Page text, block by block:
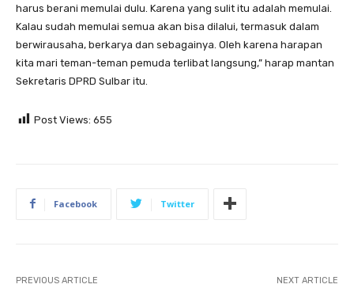
harus berani memulai dulu. Karena yang sulit itu adalah memulai.
Kalau sudah memulai semua akan bisa dilalui, termasuk dalam
berwirausaha, berkarya dan sebagainya. Oleh karena harapan
kita mari teman-teman pemuda terlibat langsung,” harap mantan
Sekretaris DPRD Sulbar itu.
Post Views: 655
Facebook Twitter
PREVIOUS ARTICLE NEXT ARTICLE